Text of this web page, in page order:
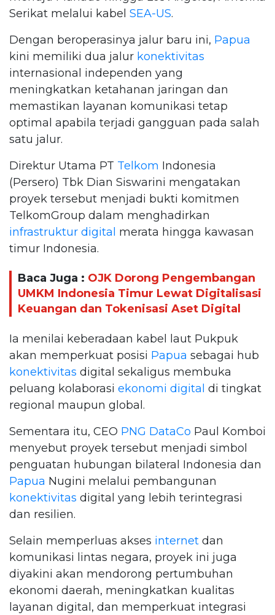
Serikat melalui kabel SEA-US.
Dengan beroperasinya jalur baru ini, Papua
kini memiliki dua jalur konektivitas
internasional independen yang
meningkatkan ketahanan jaringan dan
memastikan layanan komunikasi tetap
optimal apabila terjadi gangguan pada salah
satu jalur.
Direktur Utama PT Telkom Indonesia
(Persero) Tbk Dian Siswarini mengatakan
proyek tersebut menjadi bukti komitmen
TelkomGroup dalam menghadirkan
infrastruktur digital merata hingga kawasan
timur Indonesia.
Baca Juga : OJK Dorong Pengembangan
UMKM Indonesia Timur Lewat Digitalisasi
Keuangan dan Tokenisasi Aset Digital
Ia menilai keberadaan kabel laut Pukpuk
akan memperkuat posisi Papua sebagai hub
konektivitas digital sekaligus membuka
peluang kolaborasi ekonomi digital di tingkat
regional maupun global.
Sementara itu, CEO PNG DataCo Paul Komboi
menyebut proyek tersebut menjadi simbol
penguatan hubungan bilateral Indonesia dan
Papua Nugini melalui pembangunan
konektivitas digital yang lebih terintegrasi
dan resilien.
Selain memperluas akses internet dan
komunikasi lintas negara, proyek ini juga
diyakini akan mendorong pertumbuhan
ekonomi daerah, meningkatkan kualitas
layanan digital, dan memperkuat integrasi